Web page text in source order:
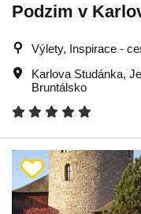
Podzim v
Výlety, Inspirace -
Karlova Studánka,
Bruntálsko